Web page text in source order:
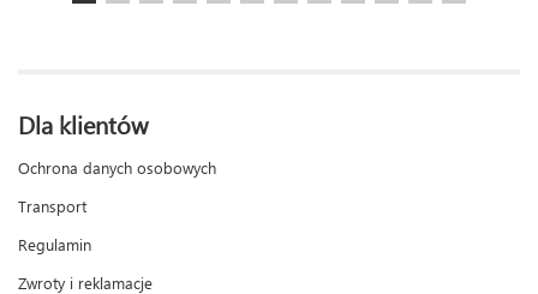
Dla klientów
Ochrona danych osobowych
Transport
Regulamin
Zwroty i reklamacje